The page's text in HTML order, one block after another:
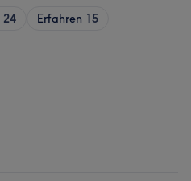
24 Erfahren 15